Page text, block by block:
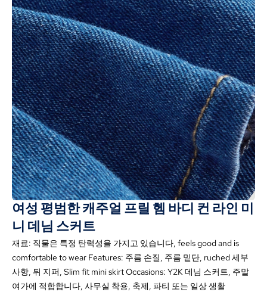
여성 평범한 캐주얼 프릴 헴 바디 컨 라인 미
니 데님 스커트
재료: 직물은 특정 탄력성을 가지고 있습니다, feels good and is
comfortable to wear Features: 주름 손질, 주름 밑단, ruched 세부
사항, 뒤 지퍼, Slim fit mini skirt Occasions: Y2K 데님 스커트, 주말
여가에 적합합니다, 사무실 착용, 축제, 파티 또는 일상 생활